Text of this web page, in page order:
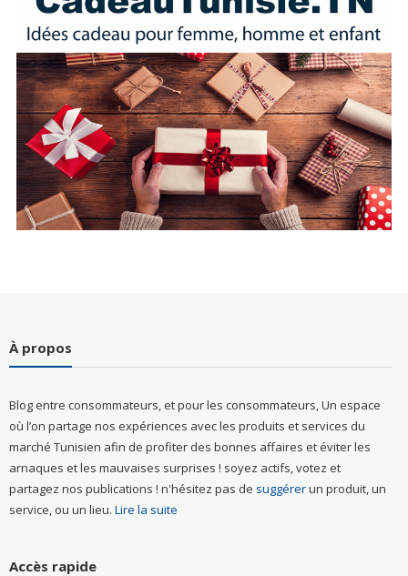
À propos
Blog entre consommateurs, et pour les consommateurs, Un espace
où l’on partage nos expériences avec les produits et services du
marché Tunisien afin de profiter des bonnes affaires et éviter les
arnaques et les mauvaises surprises ! soyez actifs, votez et
partagez nos publications ! n'hésitez pas de suggérerun produit, un
service, ou un lieu. Lire la suite
Accès rapide